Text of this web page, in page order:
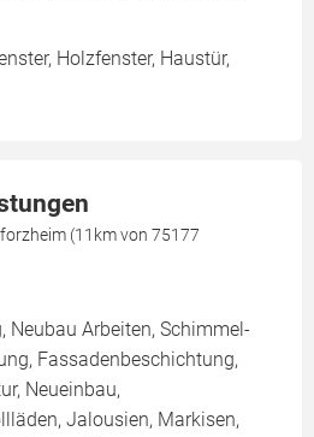
Holzfenster, Haustür,
(11km von 75177
Neubau Arbeiten, Schimmel-
Fassadenbeschichtung,
Neueinbau,
Jalousien, Markisen,